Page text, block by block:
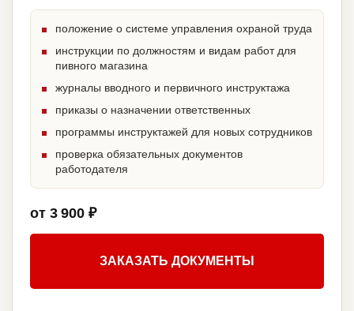
положение о системе управления охраной труда
инструкции по должностям и видам работ для
пивного магазина
журналы вводного и первичного инструктажа
приказы о назначении ответственных
программы инструктажей для новых сотрудников
проверка обязательных документов
работодателя
от 3 900 ₽
ЗАКАЗАТЬ ДОКУМЕНТЫ